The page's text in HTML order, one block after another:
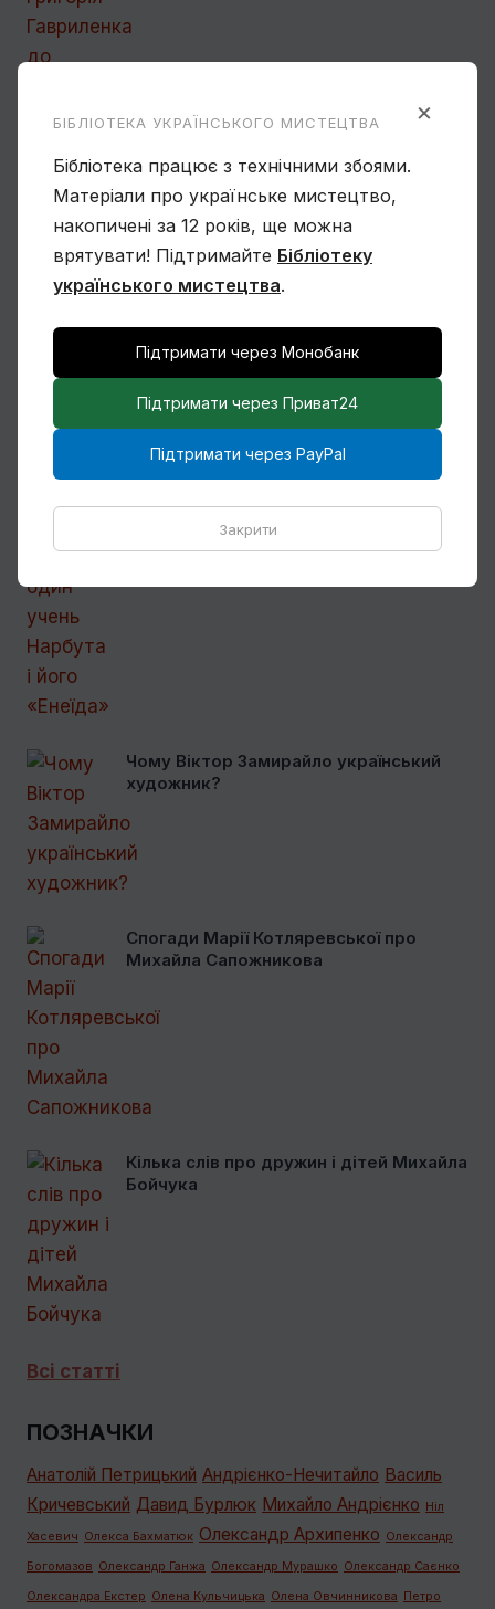
Сімона Корбіо. Мистецтво України
Василь Овчинников. Спогад про
Мексику
Ще один учень Нарбута і його
Чому Віктор Замирайло український
художник?
Спогади Марії Котляревської про
Михайла Сапожникова
Кілька слів про дружин і дітей Михайла
Бойчука
Всі статті
ПОЗНАЧКИ
Анатолій Петрицький Андрієнко-Нечитайло Василь
Кричевський Давид Бурлюк Михайло Андрієнко Ніл
Хасевич Олекса Бахматюк Олександр Архипенко Олександр
Богомазов Олександр Ганжа Олександр Мурашко Олександр Саєнко
Олександра Екстер Олена Кульчицька Олена Овчинникова Петро
×
БІБЛІОТЕКА УКРАЇНСЬКОГО МИСТЕЦТВА
Бібліотека працює з технічними збоями.
Матеріали про українське мистецтво,
накопичені за 12 років, ще можна
врятувати! Підтримайте Бібліотеку
українського мистецтва.
Підтримати через Монобанк
Підтримати через Приват24
Підтримати через PayPal
Закрити